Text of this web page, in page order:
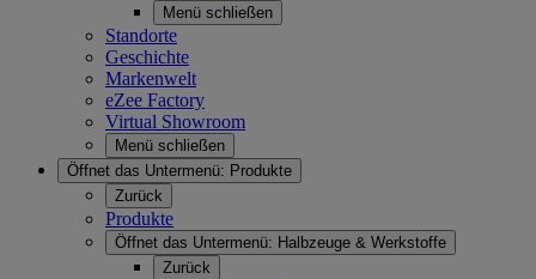
Menü schließen
Standorte
Geschichte
Markenwelt
eZee Factory
Virtual Showroom
Menü schließen
Öffnet das Untermenü: Produkte
Zurück
Produkte
Öffnet das Untermenü: Halbzeuge & Werkstoffe
Zurück